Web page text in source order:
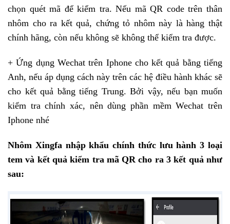
chọn quét mã để kiểm tra. Nếu mã QR code trên thân
nhôm cho ra kết quả, chứng tỏ nhôm này là hàng thật
chính hãng, còn nếu không sẽ không thể kiểm tra được.
+ Ứng dụng Wechat trên Iphone cho kết quả bằng tiếng
Anh, nếu áp dụng cách này trên các hệ điều hành khác sẽ
cho kết quả bằng tiếng Trung. Bởi vậy, nếu bạn muốn
kiểm tra chính xác, nên dùng phần mềm Wechat trên
Iphone nhé
Nhôm Xingfa nhập khẩu chính thức lưu hành 3 loại
tem và kết quả kiểm tra mã QR cho ra 3 kết quả như
sau: